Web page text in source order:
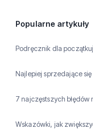
Popularne artykuły
Podręcznik dla
Najlepiej sprzedające
7 najczęstszych błędów
Wskazówki, jak